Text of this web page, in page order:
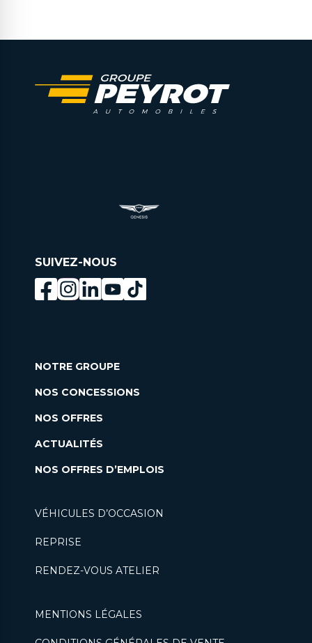
SUIVEZ-NOUS
NOTRE GROUPE
NOS CONCESSIONS
NOS OFFRES
ACTUALITÉS
NOS OFFRES D’EMPLOIS
VÉHICULES D’OCCASION
REPRISE
RENDEZ-VOUS ATELIER
MENTIONS LÉGALES